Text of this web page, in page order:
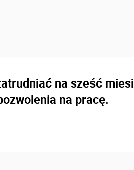
na sześć
na pracę.